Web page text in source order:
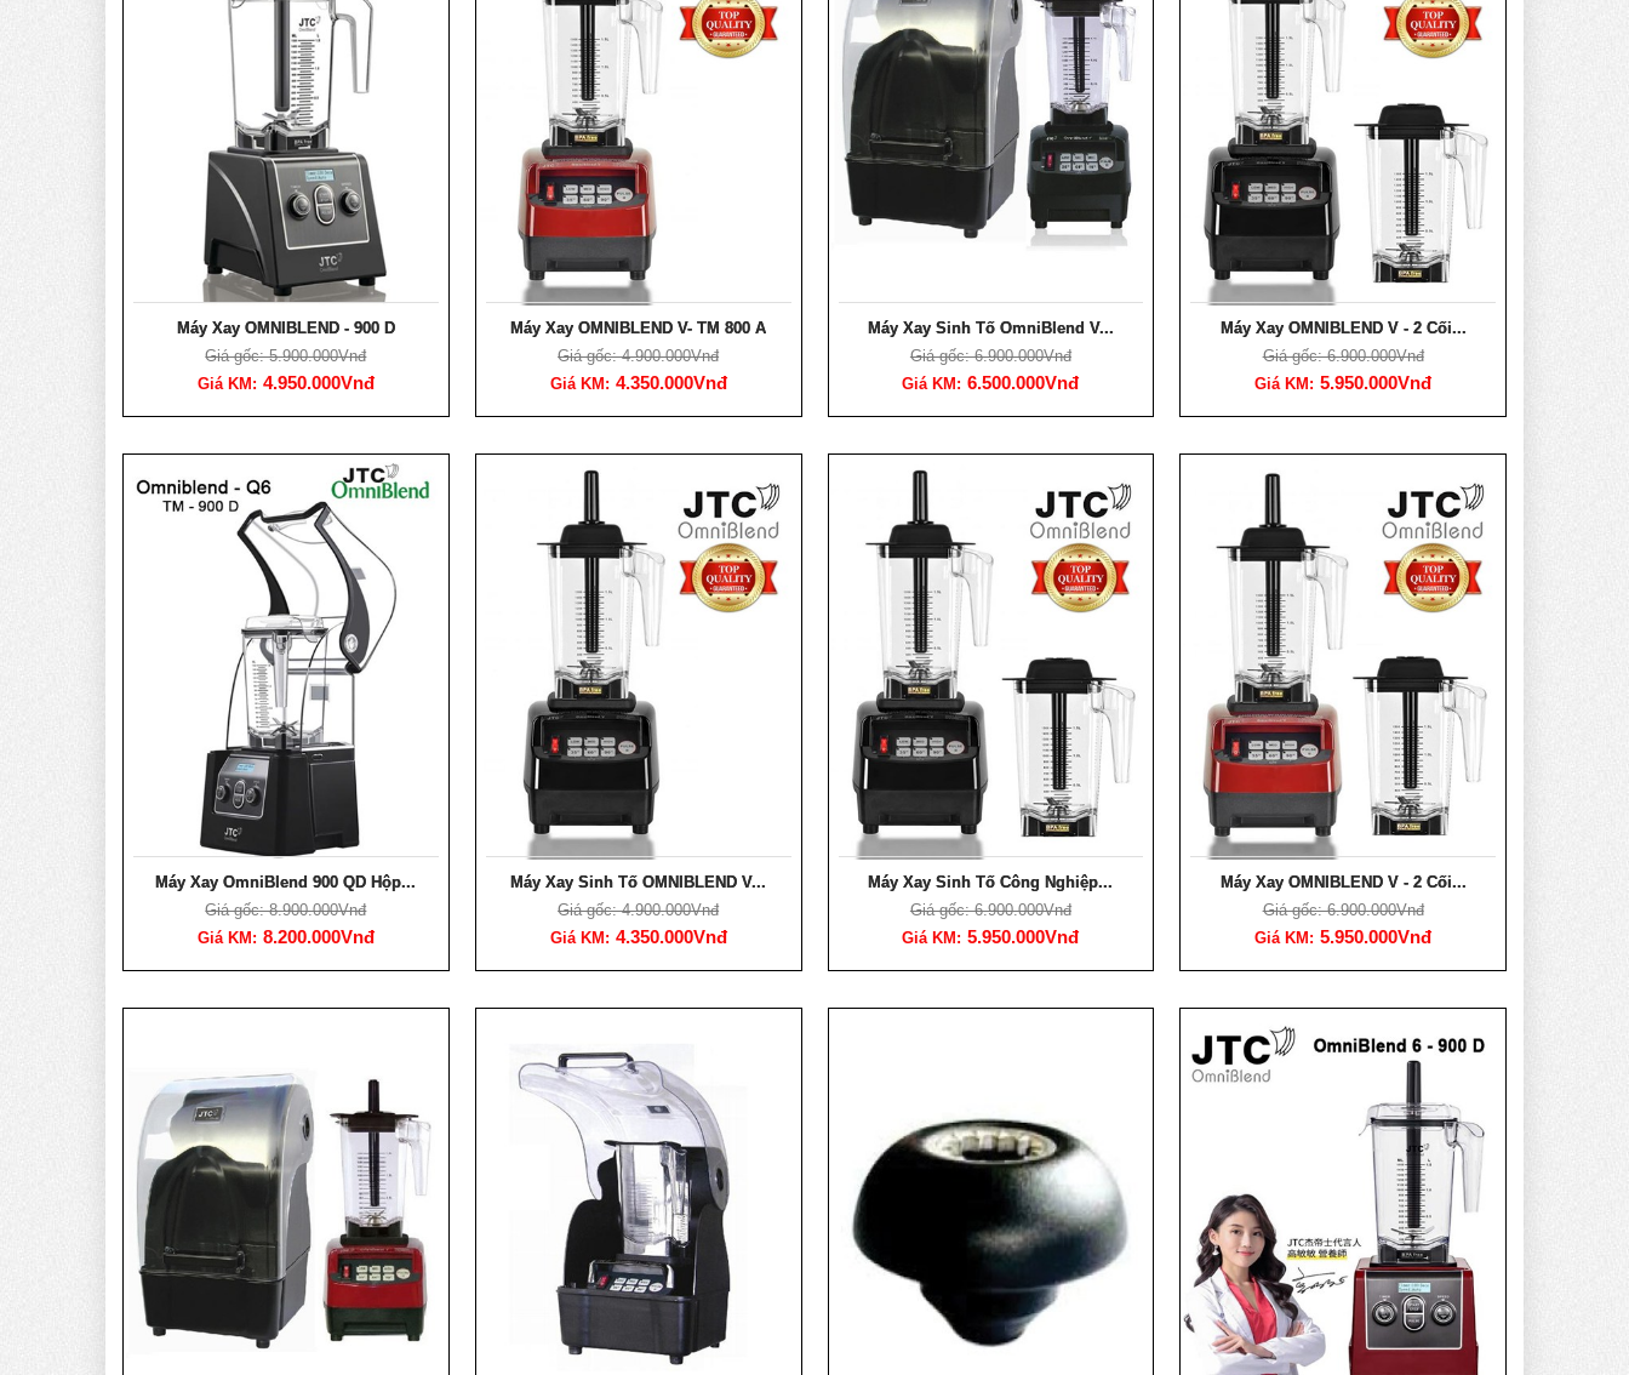
Máy Xay OMNIBLEND - 900 D
Giá gốc: 5.900.000Vnđ
Giá KM: 4.950.000Vnđ
Máy Xay OMNIBLEND V- TM 800 A
Giá gốc: 4.900.000Vnđ
Giá KM: 4.350.000Vnđ
Máy Xay Sinh Tố OmniBlend V...
Giá gốc: 6.900.000Vnđ
Giá KM: 6.500.000Vnđ
Máy Xay OMNIBLEND V - 2 Cối...
Giá gốc: 6.900.000Vnđ
Giá KM: 5.950.000Vnđ
Máy Xay OmniBlend 900 QD Hộp...
Giá gốc: 8.900.000Vnđ
Giá KM: 8.200.000Vnđ
Máy Xay Sinh Tố OMNIBLEND V...
Giá gốc: 4.900.000Vnđ
Giá KM: 4.350.000Vnđ
Máy Xay Sinh Tố Công Nghiệp...
Giá gốc: 6.900.000Vnđ
Giá KM: 5.950.000Vnđ
Máy Xay OMNIBLEND V - 2 Cối...
Giá gốc: 6.900.000Vnđ
Giá KM: 5.950.000Vnđ